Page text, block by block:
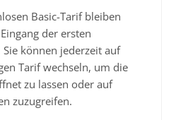
Basic-Tarif bleiben
der ersten
können jederzeit auf
Tarif wechseln, um die
zu lassen oder auf
zuzugreifen.